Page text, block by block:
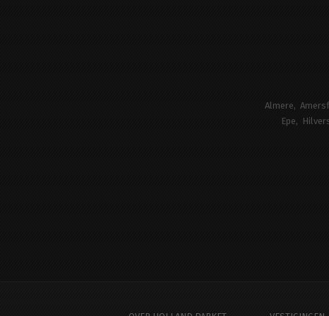
Almere
Epe